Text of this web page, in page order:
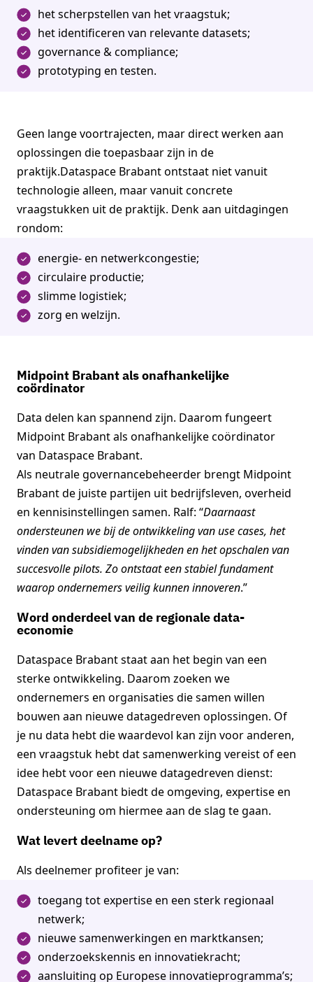
het scherpstellen van het vraagstuk;
het identificeren van relevante datasets;
governance & compliance;
prototyping en testen.
Geen lange voortrajecten, maar direct werken aan
oplossingen die toepasbaar zijn in de
praktijk.Dataspace Brabant ontstaat niet vanuit
technologie alleen, maar vanuit concrete
vraagstukken uit de praktijk. Denk aan uitdagingen
rondom:
energie- en netwerkcongestie;
circulaire productie;
slimme logistiek;
zorg en welzijn.
Midpoint Brabant als onafhankelijke
coördinator
Data delen kan spannend zijn. Daarom fungeert
Midpoint Brabant als onafhankelijke coördinator
van Dataspace Brabant.
Als neutrale governancebeheerder brengt Midpoint
Brabant de juiste partijen uit bedrijfsleven, overheid
en kennisinstellingen samen. Ralf: “Daarnaast
ondersteunen we bij de ontwikkeling van use cases, het
vinden van subsidiemogelijkheden en het opschalen van
succesvolle pilots. Zo ontstaat een stabiel fundament
waarop ondernemers veilig kunnen innoveren.”
Word onderdeel van de regionale data-
economie
Dataspace Brabant staat aan het begin van een
sterke ontwikkeling. Daarom zoeken we
ondernemers en organisaties die samen willen
bouwen aan nieuwe datagedreven oplossingen. Of
je nu data hebt die waardevol kan zijn voor anderen,
een vraagstuk hebt dat samenwerking vereist of een
idee hebt voor een nieuwe datagedreven dienst:
Dataspace Brabant biedt de omgeving, expertise en
ondersteuning om hiermee aan de slag te gaan.
Wat levert deelname op?
Als deelnemer profiteer je van:
toegang tot expertise en een sterk regionaal
netwerk;
nieuwe samenwerkingen en marktkansen;
onderzoekskennis en innovatiekracht;
aansluiting op Europese innovatieprogramma’s;